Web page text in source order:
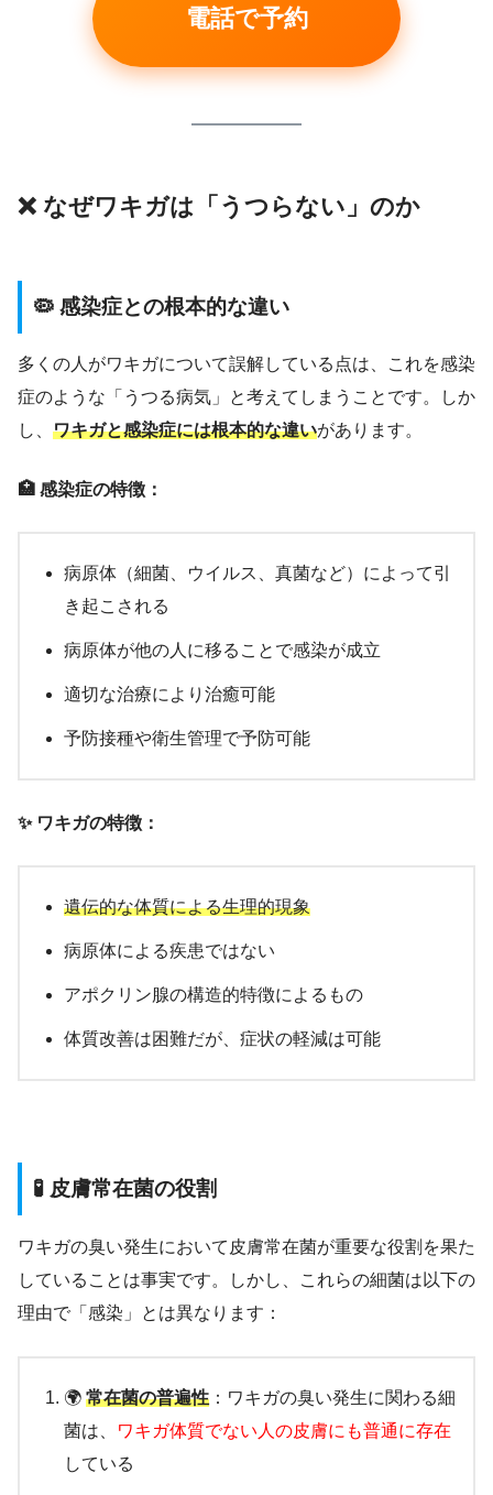
電話で予約
❌ なぜワキガは「うつらない」のか
🦠 感染症との根本的な違い
多くの人がワキガについて誤解している点は、これを感染
症のような「うつる病気」と考えてしまうことです。しか
し、 ワキガと感染症には根本的な違いがあります。
🏥 感染症の特徴：
病原体（細菌、ウイルス、真菌など）によって引
き起こされる
病原体が他の人に移ることで感染が成立
適切な治療により治癒可能
予防接種や衛生管理で予防可能
✨ ワキガの特徴：
遺伝的な体質による生理的現象
病原体による疾患ではない
アポクリン腺の構造的特徴によるもの
体質改善は困難だが、症状の軽減は可能
🧪 皮膚常在菌の役割
ワキガの臭い発生において皮膚常在菌が重要な役割を果た
していることは事実です。しかし、これらの細菌は以下の
理由で「感染」とは異なります：
🌍 常在菌の普遍性 ：ワキガの臭い発生に関わる細
菌は、
ワキガ体質でない人の皮膚にも普通に存在
している